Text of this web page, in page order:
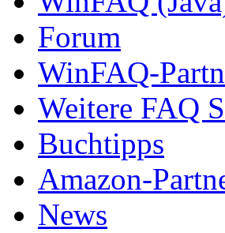
Forum
WinFAQ-
Weitere FAQ
Buchtipps
Amazon-
News